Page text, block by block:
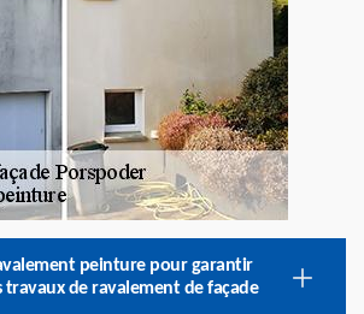
peinture pour garantir
travaux de ravalement de façade